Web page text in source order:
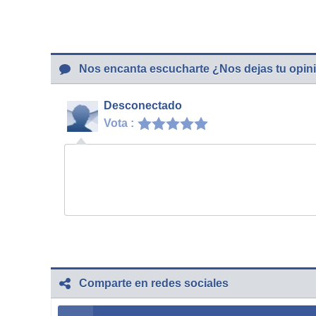
Nos encanta escucharte ¿Nos dejas tu
Desconectado
Vota :
Comparte en redes sociales